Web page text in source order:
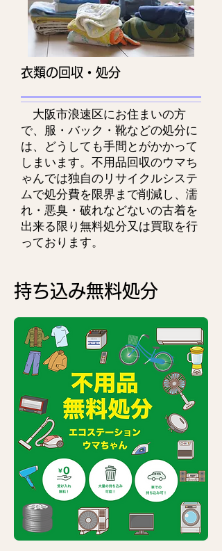
衣類の回収・処分
大阪市浪速区にお住まいの方
で、服・バック・靴などの処分に
は、どうしても手間とがかかって
しまいます。不用品回収のウマち
ゃんでは独自のリサイクルシステ
ムで処分費を限界まで削減し、濡
れ・悪臭・破れなどないの古着を
出来る限り無料処分又は買取を行
っております。
持ち込み無料処分